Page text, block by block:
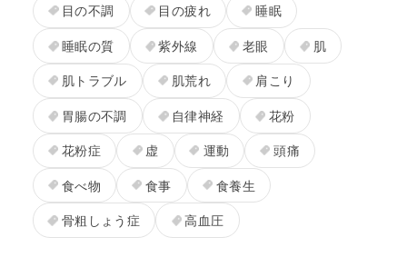
目の不調
目の疲れ
睡眠
睡眠の質
紫外線 老眼
肌
肌トラブル
肌荒れ
肩こり
胃腸の不調
自律神経
花粉
花粉症
虚 運動
頭痛
食べ物
食事
食養生
骨粗しょう症
高血圧